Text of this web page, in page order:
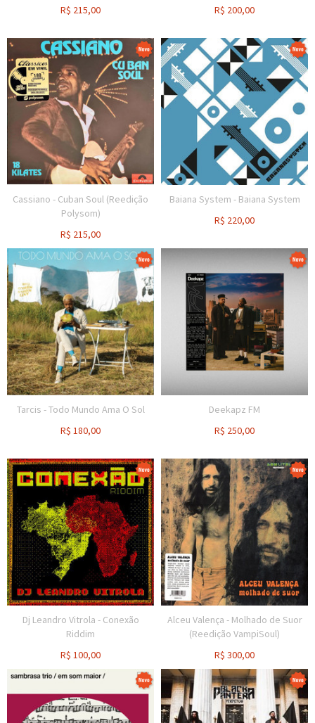
R$ 215,00
R$ 200,00
Cassiano - Cuban Soul (Reedição
Polysom)
R$ 215,00
Baiana System - Baiana System
R$ 220,00
Tarcis - Todo Mundo Ama O Sol
R$ 180,00
Deekapz FM
R$ 250,00
Dj Leandro Vitrola - Conexão
Riddim
R$ 100,00
Alceu Valença - Molhado de Suor
(Reedição VampiSoul)
R$ 300,00